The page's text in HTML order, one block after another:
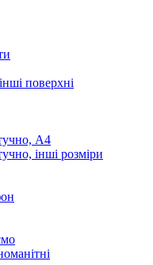
поверхні
А4
інші розміри